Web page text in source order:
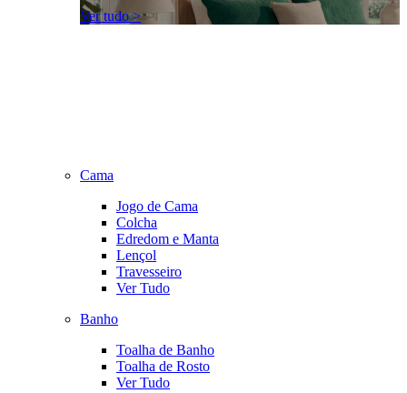
Ver tudo >
Cama
Jogo de Cama
Colcha
Edredom e Manta
Lençol
Travesseiro
Ver Tudo
Banho
Toalha de Banho
Toalha de Rosto
Ver Tudo